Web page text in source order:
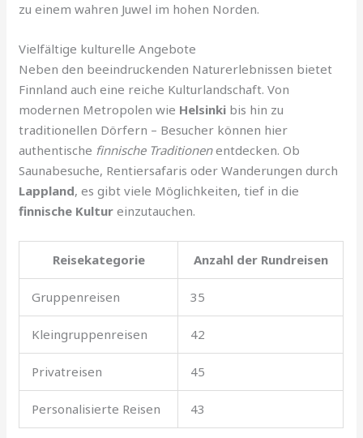
zu einem wahren Juwel im hohen Norden.
Vielfältige kulturelle Angebote
Neben den beeindruckenden Naturerlebnissen bietet
Finnland auch eine reiche Kulturlandschaft. Von
modernen Metropolen wie Helsinki bis hin zu
traditionellen Dörfern – Besucher können hier
authentische finnische Traditionenentdecken. Ob
Saunabesuche, Rentiersafaris oder Wanderungen durch
Lappland, es gibt viele Möglichkeiten, tief in die
finnische Kultur einzutauchen.
Reisekategorie Anzahl der Rundreisen
Gruppenreisen 35
Kleingruppenreisen 42
Privatreisen 45
Personalisierte Reisen 43